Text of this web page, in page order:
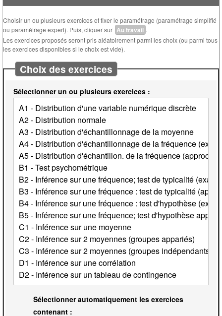
Choisir un ou plusieurs exercices et fixer le paramétrage (paramétrage simplifié
ou paramétrage expert). Puis, cliquer sur Au travail .
Les exercices proposés seront pris aléatoirement parmi les choix (ou parmi tous
les exercices disponibles si le choix est vide).
Choix des exercices
Sélectionner un ou plusieurs exercices :
Sélectionner automatiquement les exercices
contenant :